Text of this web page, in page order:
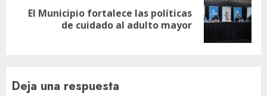
Siguiente
El Municipio fortalece las políticas
de cuidado al adulto mayor
Deja una respuesta